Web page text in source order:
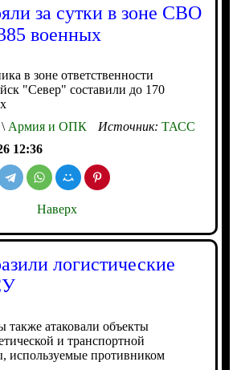
за сутки в зоне СВО
военных
в зоне ответственности
"Север" составили до 170
Армия и ОПК Источник: ТАСС
12:36
Наверх
логистические
также атаковали объекты
и транспортной
используемые противником